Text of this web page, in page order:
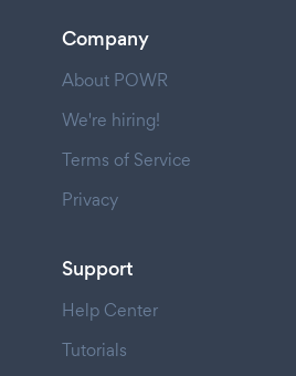
Company
About POWR
We're hiring!
Terms of Service
Privacy
Support
Help Center
Tutorials